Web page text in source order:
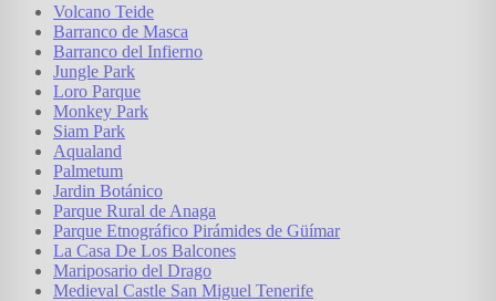
Volcano Teide
Barranco de Masca
Barranco del Infierno
Jungle Park
Loro Parque
Monkey Park
Siam Park
Aqualand
Palmetum
Jardin Botánico
Parque Rural de Anaga
Parque Etnográfico Pirámides de Güímar
La Casa De Los Balcones
Mariposario del Drago
Medieval Castle San Miguel Tenerife